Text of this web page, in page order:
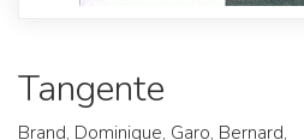
Tangente
Brand, Dominique, Garo, Bernard,